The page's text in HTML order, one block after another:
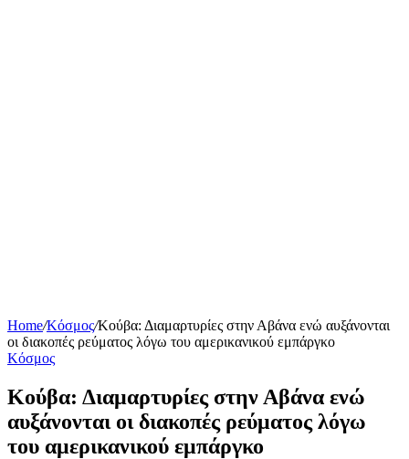
Home/Κόσμος/Κούβα: Διαμαρτυρίες στην Αβάνα ενώ αυξάνονται
οι διακοπές ρεύματος λόγω του αμερικανικού εμπάργκο
Κόσμος
Κούβα: Διαμαρτυρίες στην Αβάνα ενώ
αυξάνονται οι διακοπές ρεύματος λόγω
του αμερικανικού εμπάργκο